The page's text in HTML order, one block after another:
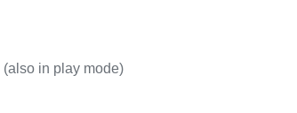
in play mode)